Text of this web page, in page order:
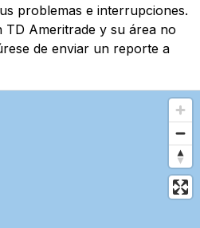
problemas e interrupciones.
Ameritrade y su área no
de enviar un reporte a